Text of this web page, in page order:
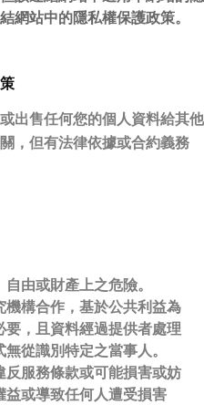
網站中的隱私權保護政策。
出售任何您的個人資料給其他
，但有法律依據或合約義務
由或財產上之危險。
構合作，基於公共利益為
，且資料經過提供者處理
從識別特定之當事人。
服務條款或可能損害或妨
或導致任何人遭受損害